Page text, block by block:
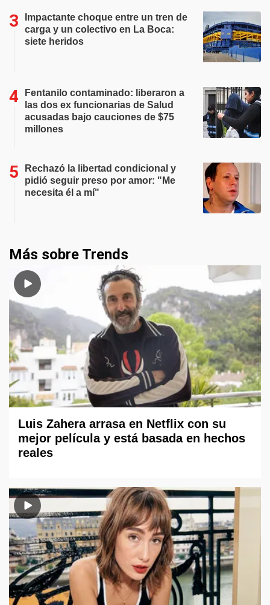
Impactante choque entre un tren de
carga y un colectivo en La Boca:
siete heridos
Fentanilo contaminado: liberaron a
las dos ex funcionarias de Salud
acusadas bajo cauciones de $75
millones
Rechazó la libertad condicional y
pidió seguir preso por amor: "Me
necesita él a mí"
Más sobre Trends
Luis Zahera arrasa en Netflix con su
mejor película y está basada en hechos
reales